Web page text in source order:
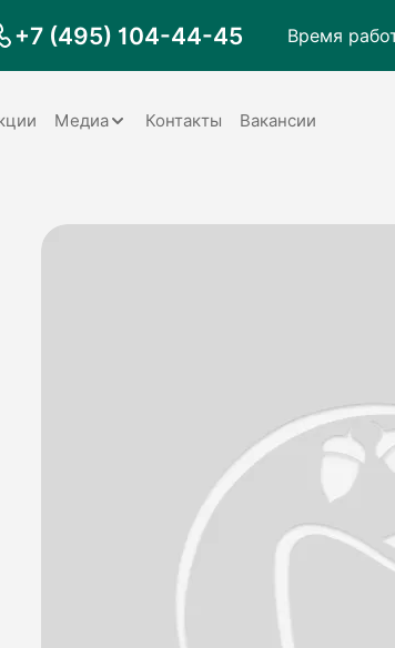
+7 (495) 104-44-45 Время
на налоговый
Медиа Контакты Вакансии